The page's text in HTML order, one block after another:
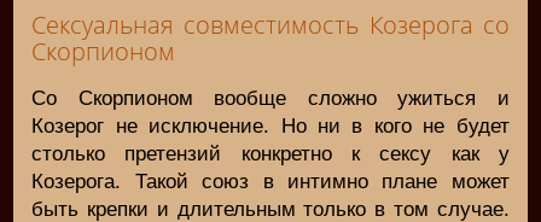
Сексуальная совместимость Козерога со
Скорпионом
Со Скорпионом вообще сложно ужиться и
Козерог не исключение. Но ни в кого не будет
столько претензий конкретно к сексу как у
Козерога. Такой союз в интимно плане может
быть крепки и длительным только в том случае.